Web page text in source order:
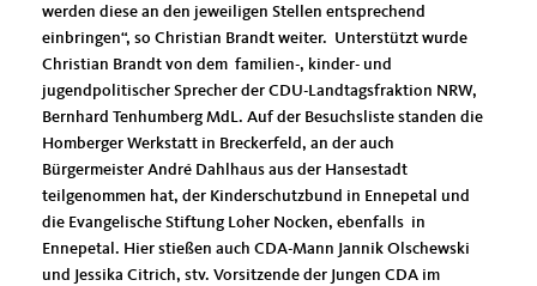
werden diese an den jeweiligen Stellen entsprechend
einbringen“, so Christian Brandt weiter. Unterstützt wurde
Christian Brandt von dem familien-, kinder- und
jugendpolitischer Sprecher der CDU-Landtagsfraktion NRW,
Bernhard Tenhumberg MdL. Auf der Besuchsliste standen die
Homberger Werkstatt in Breckerfeld, an der auch
Bürgermeister André Dahlhaus aus der Hansestadt
teilgenommen hat, der Kinderschutzbund in Ennepetal und
die Evangelische Stiftung Loher Nocken, ebenfalls in
Ennepetal. Hier stießen auch CDA-Mann Jannik Olschewski
und Jessika Citrich, stv. Vorsitzende der Jungen CDA im